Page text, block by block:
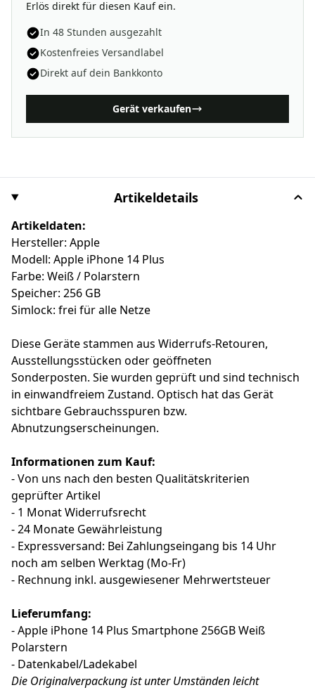
Erlös direkt für diesen Kauf ein.
In 48 Stunden ausgezahlt
Kostenfreies Versandlabel
Direkt auf dein Bankkonto
Gerät verkaufen
Artikeldetails
Artikeldaten:
Hersteller: Apple
Modell: Apple iPhone 14 Plus
Farbe: Weiß / Polarstern
Speicher: 256 GB
Simlock: frei für alle Netze
Diese Geräte stammen aus Widerrufs-Retouren,
Ausstellungsstücken oder geöffneten
Sonderposten. Sie wurden geprüft und sind technisch
in einwandfreiem Zustand. Optisch hat das Gerät
sichtbare Gebrauchsspuren bzw.
Abnutzungserscheinungen.
Informationen zum Kauf:
- Von uns nach den besten Qualitätskriterien
geprüfter Artikel
- 1 Monat Widerrufsrecht
- 24 Monate Gewährleistung
- Expressversand: Bei Zahlungseingang bis 14 Uhr
noch am selben Werktag (Mo-Fr)
- Rechnung inkl. ausgewiesener Mehrwertsteuer
Lieferumfang:
- Apple iPhone 14 Plus Smartphone 256GB Weiß
Polarstern
- Datenkabel/Ladekabel
Die Originalverpackung ist unter Umständen leicht